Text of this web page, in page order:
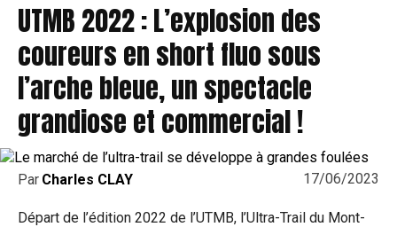
UTMB 2022 : L’explosion des
coureurs en short fluo sous
l’arche bleue, un spectacle
grandiose et commercial !
17/06/2023
Par Charles CLAY
Départ de l’édition 2022 de l’UTMB, l’Ultra-Trail du Mont-